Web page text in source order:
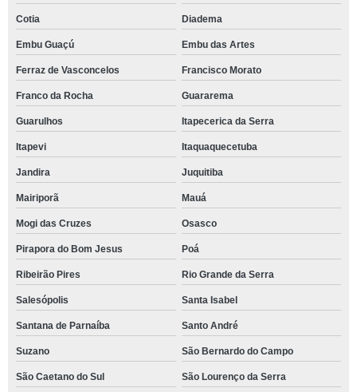
Cotia Diadema
Embu Guaçú Embu das Artes
Ferraz de Vasconcelos Francisco Morato
Franco da Rocha Guararema
Guarulhos Itapecerica da Serra
Itapevi Itaquaquecetuba
Jandira Juquitiba
Mairiporã Mauá
Mogi das Cruzes Osasco
Pirapora do Bom Jesus Poá
Ribeirão Pires Rio Grande da Serra
Salesópolis Santa Isabel
Santana de Parnaíba Santo André
Suzano São Bernardo do Campo
São Caetano do Sul São Lourenço da Serra